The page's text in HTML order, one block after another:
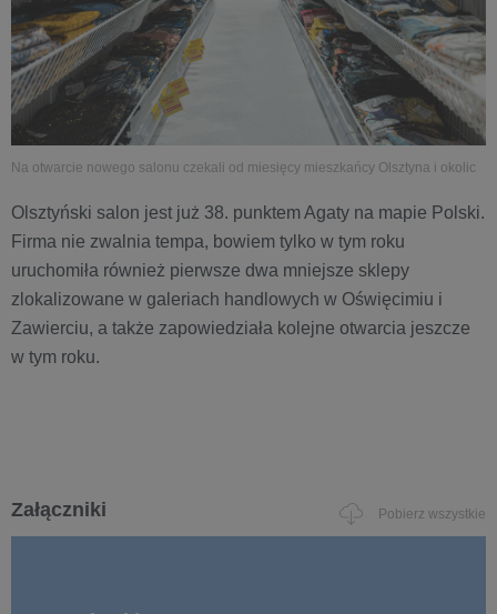
Na otwarcie nowego salonu czekali od miesięcy mieszkańcy Olsztyna i okolic
Olsztyński salon jest już 38. punktem Agaty na mapie Polski.
Firma nie zwalnia tempa, bowiem tylko w tym roku
uruchomiła również pierwsze dwa mniejsze sklepy
zlokalizowane w galeriach handlowych w Oświęcimiu i
Zawierciu, a także zapowiedziała kolejne otwarcia jeszcze
w tym roku.
Załączniki Pobierz wszystkie